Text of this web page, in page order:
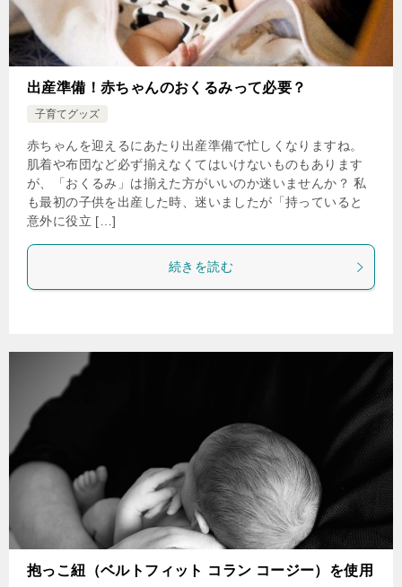
出産準備！赤ちゃんのおくるみって必要？
子育てグッズ
赤ちゃんを迎えるにあたり出産準備で忙しくなりますね。
肌着や布団など必ず揃えなくてはいけないものもあります
が、「おくるみ」は揃えた方がいいのか迷いませんか？ 私
も最初の子供を出産した時、迷いましたが「持っていると
意外に役立 […]
続きを読む
抱っこ紐（ベルトフィット コラン コージー）を使用